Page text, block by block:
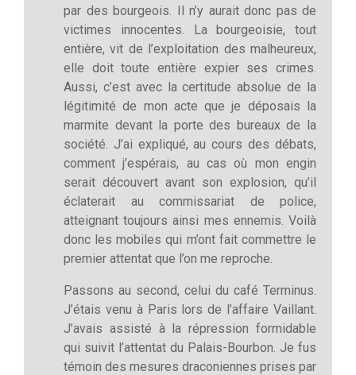
par des bourgeois. Il n’y aurait donc pas de
victimes innocentes. La bourgeoisie, tout
entière, vit de l’exploitation des malheureux,
elle doit toute entière expier ses crimes.
Aussi, c’est avec la certitude absolue de la
légitimité de mon acte que je déposais la
marmite devant la porte des bureaux de la
société. J’ai expliqué, au cours des débats,
comment j’espérais, au cas où mon engin
serait découvert avant son explosion, qu’il
éclaterait au commissariat de police,
atteignant toujours ainsi mes ennemis. Voilà
donc les mobiles qui m’ont fait commettre le
premier attentat que l’on me reproche.
Passons au second, celui du café Terminus.
J’étais venu à Paris lors de l’affaire Vaillant.
J’avais assisté à la répression formidable
qui suivit l’attentat du Palais-Bourbon. Je fus
témoin des mesures draconiennes prises par